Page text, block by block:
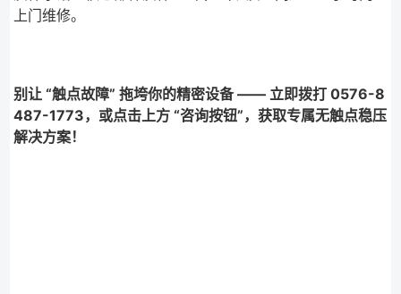
上门维修。
别让 “触点故障” 拖垮你的精密设备 —— 立即拨打 0576-8
487-1773，或点击上方 “咨询按钮”，获取专属无触点稳压
解决方案！